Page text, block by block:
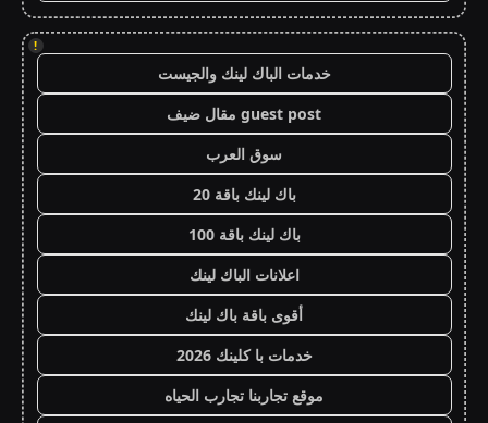
!
خدمات الباك لينك والجيست
guest post مقال ضيف
سوق العرب
باك لينك باقة 20
باك لينك باقة 100
اعلانات الباك لينك
أقوى باقة باك لينك
خدمات با كلينك 2026
موقع تجاربنا تجارب الحياه